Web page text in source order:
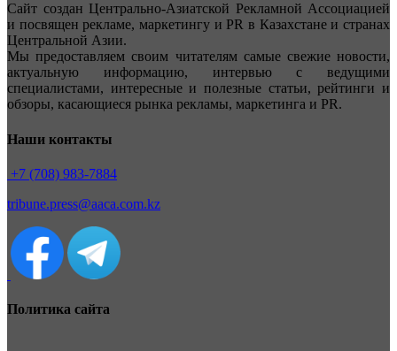
Сайт создан Центрально-Азиатской Рекламной Ассоциацией
и посвящен рекламе, маркетингу и PR в Казахстане и странах
Центральной Азии.
Мы предоставляем своим читателям самые свежие новости,
актуальную информацию, интервью с ведущими
специалистами, интересные и полезные статьи, рейтинги и
обзоры, касающиеся рынка рекламы, маркетинга и PR.
Наши контакты
+7 (708) 983-7884
tribune.press@aaca.com.kz
Политика сайта